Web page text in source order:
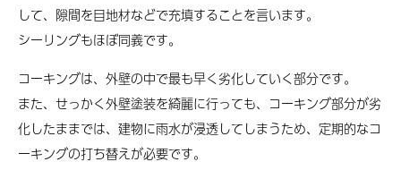
して、隙間を目地材などで充填することを言います。
シーリングもほぼ同義です。
コーキングは、外壁の中で最も早く劣化していく部分です。
また、せっかく外壁塗装を綺麗に行っても、コーキング部分が劣
化したままでは、建物に雨水が浸透してしまうため、定期的なコ
ーキングの打ち替えが必要です。